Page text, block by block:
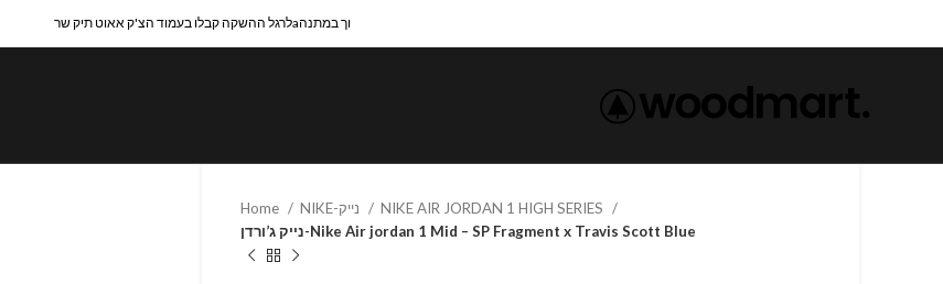
לרגל ההשקה קבלו בעמוד הצ'ק אאוט תיק שרaוך במתנה
Home
NIKE AIR JORDAN 1 HIGH SERIES
נייק ג’ורדן-Nike Air jordan 1 Mid – SP Fragment x Travis Scott Blue